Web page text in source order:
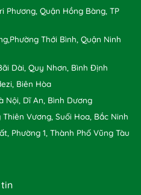
Phương, Quận Hồng Bàng, TP
Thới Bình, Quận Ninh
Dài, Quy Nhơn, Bình Định
Biên Hòa
Nội, Dĩ An, Bình Dương
Vương, Suối Hoa, Bắc Ninh
Phường 1, Thành Phố Vũng Tàu